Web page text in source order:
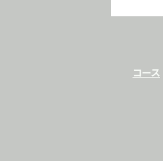
コース